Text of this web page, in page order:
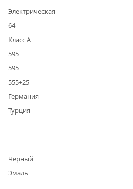
Электрическая
64
Класс А
595
595
555+25
Германия
Турция
Черный
Эмаль